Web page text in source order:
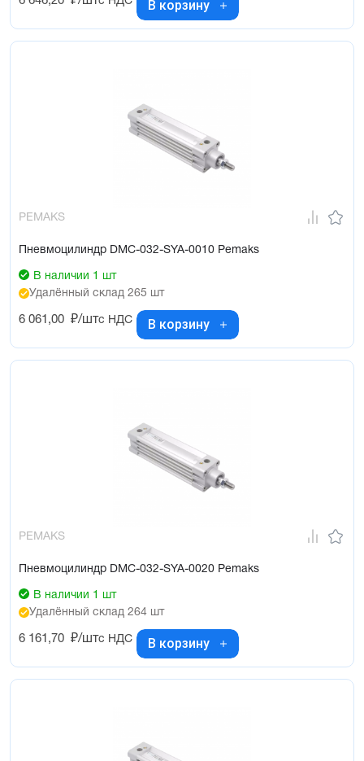
В корзину
PEMAKS
Пневмоцилиндр DMC-032-SYA-0010 Pemaks
В наличии 1 шт
Удалённый склад 265 шт
6 061,00 ₽/штс НДС В корзину
PEMAKS
Пневмоцилиндр DMC-032-SYA-0020 Pemaks
В наличии 1 шт
Удалённый склад 264 шт
6 161,70 ₽/штс НДС В корзину